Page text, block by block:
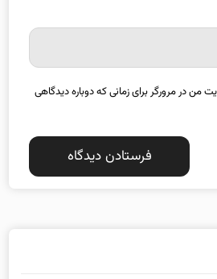
من در مرورگر برای زمانی که دوباره دیدگاهی